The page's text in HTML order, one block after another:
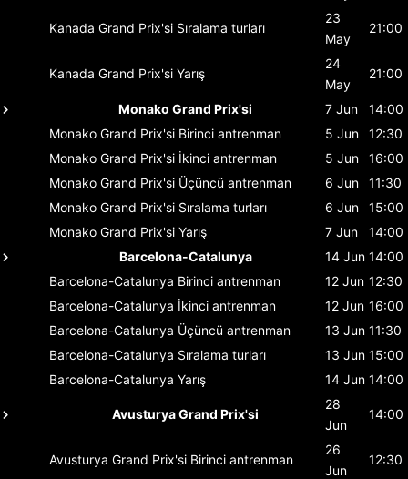
Kanada Grand Prix'si Sıralama turları
23
May
21:00
Kanada Grand Prix'si Yarış
24
May
21:00
Monako Grand Prix'si 7 Jun
14:00
Monako Grand Prix'si Birinci antrenman 5 Jun
12:30
Monako Grand Prix'si İkinci antrenman 5 Jun
16:00
Monako Grand Prix'si Üçüncü antrenman 6 Jun
11:30
Monako Grand Prix'si Sıralama turları 6 Jun
15:00
Monako Grand Prix'si Yarış 7 Jun
14:00
Barcelona-Catalunya
14 Jun 14:00
Barcelona-Catalunya Birinci antrenman 12 Jun 12:30
Barcelona-Catalunya İkinci antrenman 12 Jun 16:00
Barcelona-Catalunya Üçüncü antrenman 13 Jun 11:30
Barcelona-Catalunya Sıralama turları 13 Jun 15:00
Barcelona-Catalunya Yarış 14 Jun 14:00
Avusturya Grand Prix'si
28
Jun
14:00
Avusturya Grand Prix'si Birinci antrenman
26
Jun
12:30